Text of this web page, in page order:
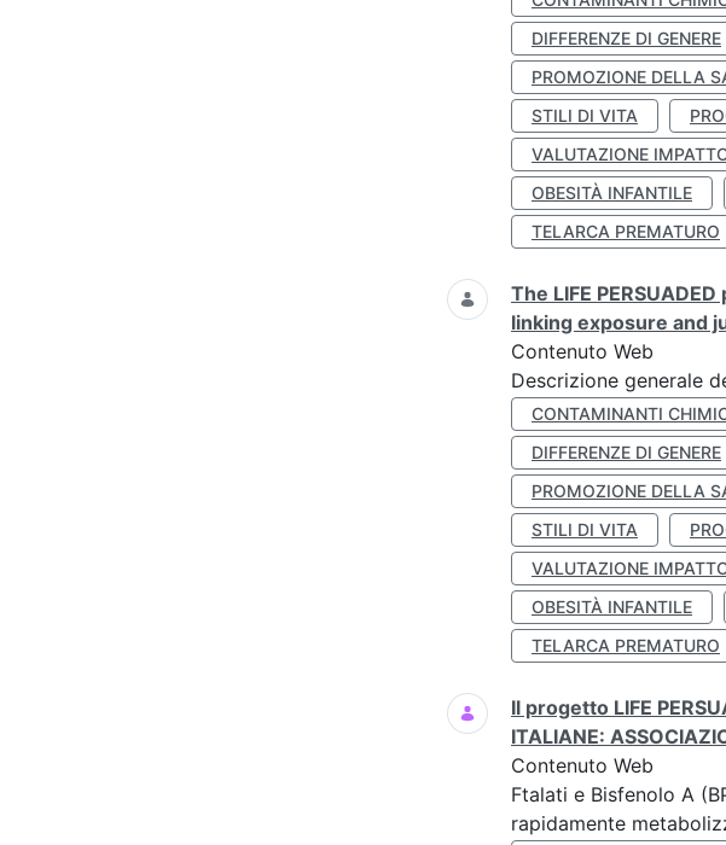
DIFFERENZE DI GENERE
PROMOZIONE DELLA
STILI DI VITA
VALUTAZIONE
OBESITÀ INFANTILE
TELARCA PREMATURO
The LIFE
linking exposure and
Contenuto Web
Descrizione generale
CONTAMINANTI
DIFFERENZE DI GENERE
PROMOZIONE DELLA
STILI DI VITA
VALUTAZIONE
OBESITÀ INFANTILE
TELARCA PREMATURO
Il progetto LIFE
ITALIANE:
Contenuto Web
Ftalati e Bisfenolo A
rapidamente